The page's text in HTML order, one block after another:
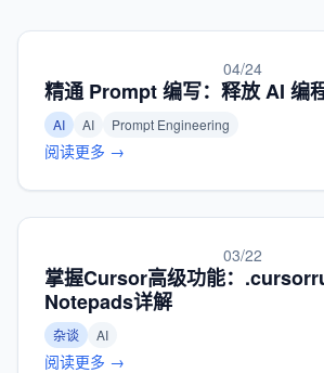
04/24
精通 Prompt 编写：释放 AI 编
AI AI Prompt Engineering
阅读更多 →
03/22
掌握Cursor高级功能：
Notepads详解
杂谈 AI
阅读更多 →